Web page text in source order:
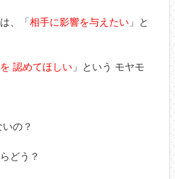
、「相手に影響を与えたい 」と
認めてほしい 」という モヤモ
の？
どう？